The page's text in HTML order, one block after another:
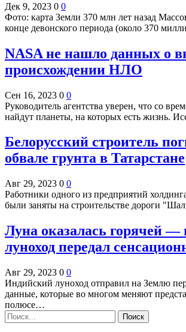
Дек 9, 2023 0 0
Фото: карта Земли 370 млн лет назад
конце девонского периода (около 370
NASA не нашло данных о
происхождении НЛО
Сен 16, 2023 0 0
Руководитель агентства уверен, что со
найдут планеты, на которых есть жизнь.
Белорусский строитель
обвале грунта в Татарстане
Авг 29, 2023 0 0
Работники одного из предприятий
были заняты на строительстве дороги
Луна оказалась горячей —
луноход передал
Авг 29, 2023 0 0
Индийский луноход отправил на Землю
данные, которые во многом меняют
полюсе…